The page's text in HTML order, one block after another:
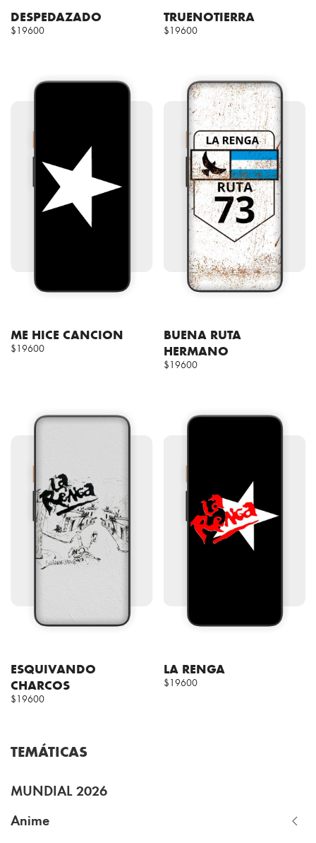
DESPEDAZADO
$19600
TRUENOTIERRA
$19600
ME HICE CANCION
$19600
BUENA RUTA
HERMANO
$19600
ESQUIVANDO
CHARCOS
$19600
LA RENGA
$19600
TEMÁTICAS
MUNDIAL 2026
Anime